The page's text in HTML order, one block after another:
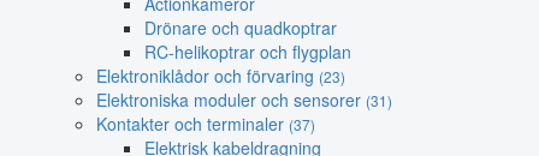
Drönare och quadkoptrar
RC-helikoptrar och flygplan
Elektroniklådor och förvaring (23)
Elektroniska moduler och sensorer (31)
Kontakter och terminaler (37)
Elektrisk kabeldragning